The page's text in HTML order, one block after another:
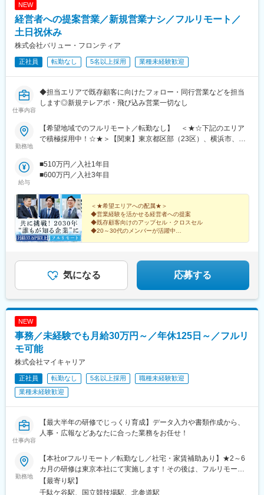
駅、新八柱駅、大宮駅(埼玉県)、南浦和駅、さいたま新都心駅、北
浦和駅、浦和駅、和光市駅、西川口駅、東川口駅、朝霞駅、新越
谷駅、川越駅、蕨駅、志木駅、所沢駅、草加駅、大阪難波駅、淀
頭駅、西大橋駅、肥後橋駅、阿波座駅、北浜駅(大阪府)、なんば駅
府)、東部市場前駅、今川駅(大阪府)、中津駅(大阪府・阪急線)、な
にわ橋駅、天満駅、中津駅(地下鉄)、中崎町駅、扇町駅(大阪府)、
駅(名古屋市営)、伏屋駅、稲永駅、笠寺駅、左京山駅、武蔵小杉
駅、目黒駅、秋葉原駅、新橋駅、東京駅、町田駅、綾瀬駅、大手
駅、四ツ谷駅、あざみ野駅、湘南台駅、天王洲アイル駅、日吉駅
(神奈川県)、溝の口駅、長津田駅、登戸駅、戸塚駅、海老名駅(相
大岡駅、中央林間駅、川崎駅、千葉駅、新松戸駅、浦安駅(千葉
県)、北習志野駅、京成船橋駅、新浦安駅、新鎌ケ谷駅、市川駅、
舞浜駅、南流山駅、本八幡駅(都営線)、船橋駅、西船橋駅、久喜
駅、川口駅、南越谷駅、天下茶屋駅、伏見駅(愛知県)、栄駅(愛知
県)、東梅田駅、阿倍野駅(阪堺線)、今宮戎駅、鶴橋駅、京橋駅(大
駅(愛知県)、金山駅(愛知県)、流山おおたかの森駅、藤沢駅、富田
駅(大阪府)、上牧駅(大阪府)、高槻駅、高槻市駅、天王寺駅、新今
宮駅、本町駅、江坂駅、弁天町駅、西九条駅、千里中央駅(北大阪
市駅、豊橋駅、刈谷駅、星ケ丘駅(愛知県)、高蔵寺駅、ＪＲ難波
駅、天神駅、福岡空港駅(鉄道)、姪浜駅、西新駅、天神南駅、大橋
駅(福岡県)、中洲川端駅、千早駅、三ノ宮駅、尼崎駅(東海道本
線)、神戸駅(兵庫県)、姫路駅、新長田駅、明石駅、西宮北口駅、
和歌山駅、和歌山市駅、京都駅、京阪山科駅、烏丸駅、草津駅(滋
賀県)、南草津駅、京阪石山駅、瀬田駅(滋賀県)、竹田駅(京都府)、
広島駅、八本松駅、北参道駅、青井駅、浜松町駅、西日暮里駅(舎
人ライナー)、大崎広小路駅、祐天寺駅、江古田駅、二子新地駅、
田井駅、上前津駅、東別院駅、摂津富田駅、新今宮駅前駅、千鳥
橋駅、千里中央駅(大阪モノレール)、百舌鳥八幡駅、大阪天満宮
駅、玉造駅、宮之阪駅、新豊橋駅、なんば駅(地下鉄)、なかもず
駅、森下駅(愛知県)、国際センター駅、祇園駅(福岡県)、西鉄福岡
NEW
経営者への提案営業／新規営業ナシ／フルリモート／
土日祝休み
株式会社バリュー・フロンティア
正社員 転勤なし 5名以上採用 業種未経験歓迎
仕事内容
◆担当エリアで既存顧客に向けたフォロー・同行営業などを担当
します◎新規テレアポ・飛び込み営業一切なし
勤務地
【希望地域でのフルリモート／転勤なし】 ＜★☆下記のエリア
で積極採用中！☆★＞【関東】東京都区部（23区）、横浜市、川
市、新潟市【北海道・東北】札幌市、仙台市【中国・九州】広島
市、岡山市、福岡市、北九州市、熊本市◎上記のエリアに通える
ワークでの業務＋対面商談（直行直帰）が基本となります。商談
はオンラインで実施するケースもございます。必要な際はカーシ
ェアサービス（タイムズカー）も利用いただけます。※業務に必要
な機材などは会社が支給します※居住地以外での勤務をご希望の方
は選考時にご相談ください＝＝＝■配属エリアによっては大阪の本
社で研修や業務を行う場合もあります。※月に1回本社での社内会
ビル9階＜アクセス＞・大阪メトロ御堂筋線「西中島南方」駅から
徒歩10分・各線「新大阪」駅から徒歩14分
給与
■510万円／入社1年目
■600万円／入社3年目
＜★希望エリアへの配属★＞
◆営業経験を活かせる経営者への提案
◆既存顧客向けのアップセル・クロスセル
◆20～30代のメンバーが活躍中
気になる 応募する
NEW
事務／未経験でも月給30万円～／年休125日～／フルリ
モ可能
株式会社マイキャリア
正社員 転勤なし 5名以上採用
職種未経験歓迎
業種未経験歓迎
仕事内容
【最大半年の研修でじっくり育成】データ入力や書類作成から、
人事・広報などあなたに合った業務をお任せ！
勤務地
【本社orフルリモート／転勤なし／社宅・家賃補助あり】★2～6
カ月の研修は東京本社にて実施します！その後は、フルリモート
の相談も可能です◎本社：東京都渋谷区千駄ヶ谷1-11-14 ビジデ
ンス千駄ヶ谷603＜ アクセス ＞・JR中央本線「千駄ケ谷駅」より
【最寄り駅】
千駄ケ谷駅、国立競技場駅、北参道駅